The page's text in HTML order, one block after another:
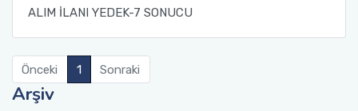
ALIM İLANI YEDEK-7 SONUCU
Önceki 1 Sonraki
Arşiv